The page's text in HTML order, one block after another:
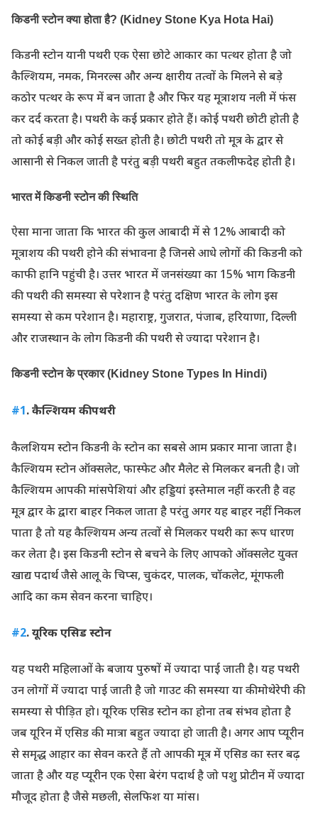
किडनी स्टोन क्या होता है? (Kidney Stone Kya Hota Hai)
किडनी स्टोन यानी पथरी एक ऐसा छोटे आकार का पत्थर होता है जो
कैल्शियम, नमक, मिनरल्स और अन्य क्षारीय तत्वों के मिलने से बड़े
कठोर पत्थर के रूप में बन जाता है और फिर यह मूत्राशय नली में फंस
कर दर्द करता है। पथरी के कई प्रकार होते हैं। कोई पथरी छोटी होती है
तो कोई बड़ी और कोई सख्त होती है। छोटी पथरी तो मूत्र के द्वार से
आसानी से निकल जाती है परंतु बड़ी पथरी बहुत तकलीफदेह होती है।
भारत में किडनी स्टोन की स्थिति
ऐसा माना जाता कि भारत की कुल आबादी में से 12% आबादी को
मूत्राशय की पथरी होने की संभावना है जिनसे आधे लोगों की किडनी को
काफी हानि पहुंची है। उत्तर भारत में जनसंख्या का 15% भाग किडनी
की पथरी की समस्या से परेशान है परंतु दक्षिण भारत के लोग इस
समस्या से कम परेशान है। महाराष्ट्र, गुजरात, पंजाब, हरियाणा, दिल्ली
और राजस्थान के लोग किडनी की पथरी से ज्यादा परेशान है।
किडनी स्टोन के प्रकार (Kidney Stone Types In Hindi)
#1. कैल्शियम की पथरी
कैलशियम स्टोन किडनी के स्टोन का सबसे आम प्रकार माना जाता है।
कैल्शियम स्टोन ऑक्सलेट, फास्फेट और मैलेट से मिलकर बनती है। जो
कैल्शियम आपकी मांसपेशियां और हड्डियां इस्तेमाल नहीं करती है वह
मूत्र द्वार के द्वारा बाहर निकल जाता है परंतु अगर यह बाहर नहीं निकल
पाता है तो यह कैल्शियम अन्य तत्वों से मिलकर पथरी का रूप धारण
कर लेता है। इस किडनी स्टोन से बचने के लिए आपको ऑक्सलेट युक्त
खाद्य पदार्थ जैसे आलू के चिप्स, चुकंदर, पालक, चॉकलेट, मूंगफली
आदि का कम सेवन करना चाहिए।
#2. यूरिक एसिड स्टोन
यह पथरी महिलाओं के बजाय पुरुषों में ज्यादा पाई जाती है। यह पथरी
उन लोगों में ज्यादा पाई जाती है जो गाउट की समस्या या कीमोथेरेपी की
समस्या से पीड़ित हो। यूरिक एसिड स्टोन का होना तब संभव होता है
जब यूरिन में एसिड की मात्रा बहुत ज्यादा हो जाती है। अगर आप प्यूरीन
से समृद्ध आहार का सेवन करते हैं तो आपकी मूत्र में एसिड का स्तर बढ़
जाता है और यह प्यूरीन एक ऐसा बेरंग पदार्थ है जो पशु प्रोटीन में ज्यादा
मौजूद होता है जैसे मछली, सेलफिश या मांस।